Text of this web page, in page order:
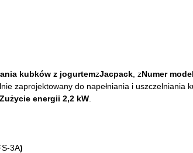
kubków z jogurtemzJacpack , zNumer
zaprojektowany do napełniania i uszczelniania
Zużycie energii 2,2 kW
3A)